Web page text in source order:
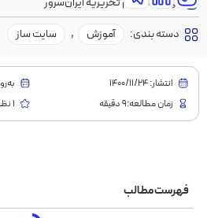
دسته بندی:
آموزش , سایت ساز
انتشار:1400/11/24
زمان مطالعه:9 دقیقه
1 نظر | ★★★★★ | 1/5
فهرست مطالب